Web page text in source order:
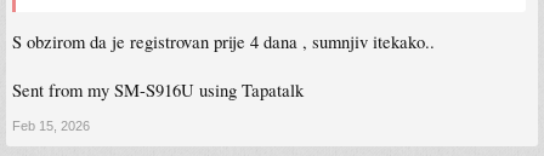
S obzirom da je registrovan prije 4 dana , sumnjiv itekako..
Sent from my SM-S916U using Tapatalk
Feb 15, 2026